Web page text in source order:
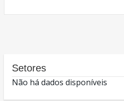
Setores
Não há dados disponíveis